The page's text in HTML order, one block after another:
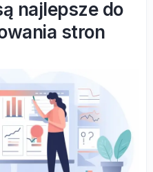
najlepsze do
stron